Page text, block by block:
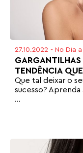
27.10.2022 - No Dia a
GARGANTILHAS
TENDÊNCIA
Que tal deixar o
sucesso?
...